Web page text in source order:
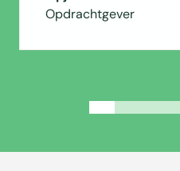
Opdrachtgever